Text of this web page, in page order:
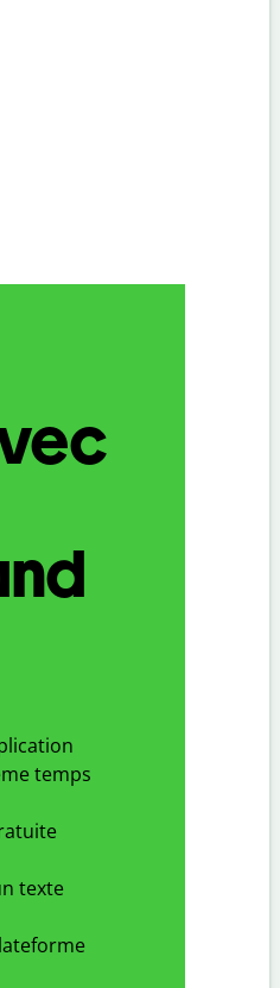
temps
texte